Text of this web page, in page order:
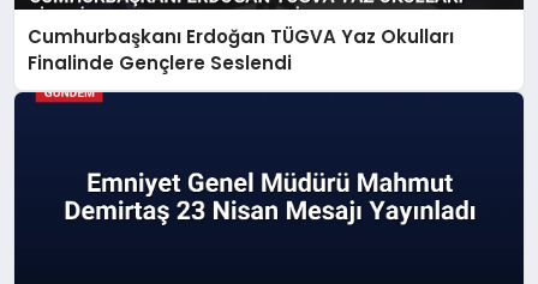
Cumhurbaşkanı Erdoğan TÜGVA Yaz Okulları
Finalinde Gençlere Seslendi